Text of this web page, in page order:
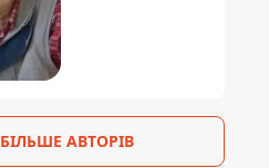
БІЛЬШЕ АВТОРІВ